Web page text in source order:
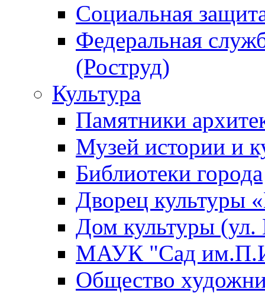
Социальная
Федеральная
(Роструд)
Культура
Памятники
Музей истории и
Библиотеки города
Дворец культуры
Дом культуры (ул.
МАУК "Сад
Общество